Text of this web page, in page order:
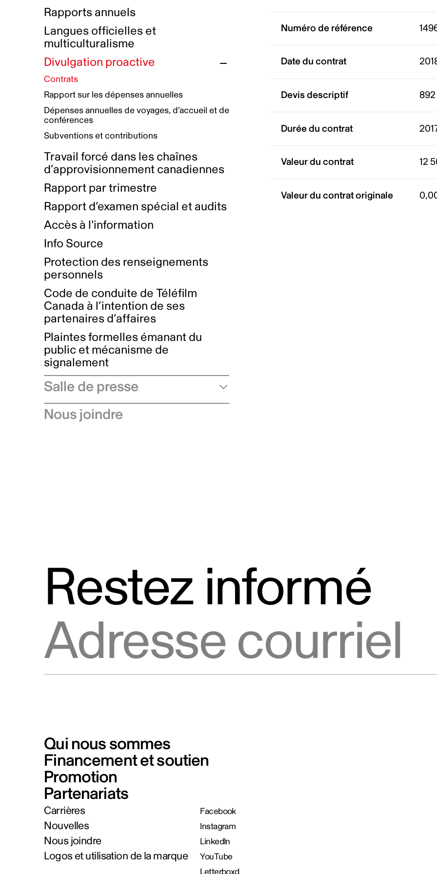
Initiatives autochtones
Plan de réconciliation autochtone
Groupe de travail autochtone
Principes directeurs sur le
harcèlement
Plan d’action pour la parité
Plan d'équité, de diversité,
d'inclusion et d'accessibilité
Boîte à outils pour le récit authentique
Collecte de données et l’auto-identification
Plan d'accessibilité
Rémunération et avantages
Prix et certifications
Nos valeurs d’entreprise
Rapports annuels
Langues officielles et
multiculturalisme
Divulgation proactive
Contrats
Rapport sur les dépenses annuelles
Dépenses annuelles de voyages, d’accueil et de
conférences
Subventions et contributions
Travail forcé dans les chaînes
d’approvisionnement canadiennes
Rapport par trimestre
Rapport d’examen spécial et audits
Accès à l'information
Info Source
Protection des renseignements
personnels
Code de conduite de Téléfilm
Canada à l’intention de ses
partenaires d’affaires
Plaintes formelles émanant du
public et mécanisme de
signalement
Salle de presse
Communiqués de presse
Nous joindre
Numéro de référence
Date du contrat
Devis descriptif
Durée du contrat
Valeur du contrat 12
Valeur du contrat originale
Restez informé
Qui nous sommes
Financement et soutien
Promotion
Partenariats
Carrières
Nouvelles
Nous joindre
Logos et utilisation de la marque
Facebook
Instagram
LinkedIn
YouTube
Letterboxd